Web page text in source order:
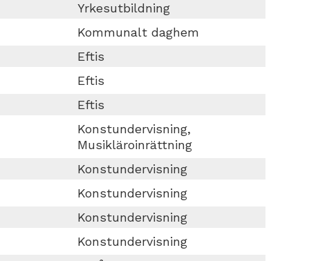
Yrkesutbildning
Kommunalt daghem
Eftis
Eftis
Eftis
Konstundervisning,
Musikläroinrättning
Konstundervisning
Konstundervisning
Konstundervisning
Konstundervisning